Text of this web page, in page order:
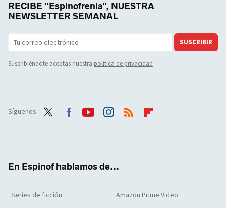
RECIBE "Espinofrenia", NUESTRA
NEWSLETTER SEMANAL
SUSCRIBIR
Suscribiéndote aceptas nuestra política de privacidad
Síguenos
En Espinof hablamos de...
Series de ficción Amazon Prime Video